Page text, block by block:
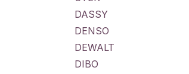
DASSY
DENSO
DEWALT
DIBO